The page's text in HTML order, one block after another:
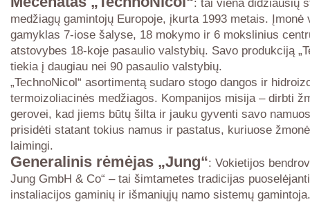
medžiagų gamintojų Europoje, įkurta 1993 metais. Įmonė
gamyklas 7-iose šalyse, 18 mokymo ir 6 mokslinius
atstovybes 18-koje pasaulio valstybių. Savo produkciją
tiekia į daugiau nei 90 pasaulio valstybių.
„TechnoNicol“ asortimentą sudaro stogo dangos ir
termoizoliacinės medžiagos. Kompanijos misija – dirbti
gerovei, kad jiems būtų šilta ir jauku gyventi savo
prisidėti statant tokius namus ir pastatus, kuriuose
laimingi.
Generalinis rėmėjas „Jung“: Vokietijos
Jung GmbH & Co“ – tai šimtametes tradicijas
instaliacijos gaminių ir išmaniųjų namo sistemų